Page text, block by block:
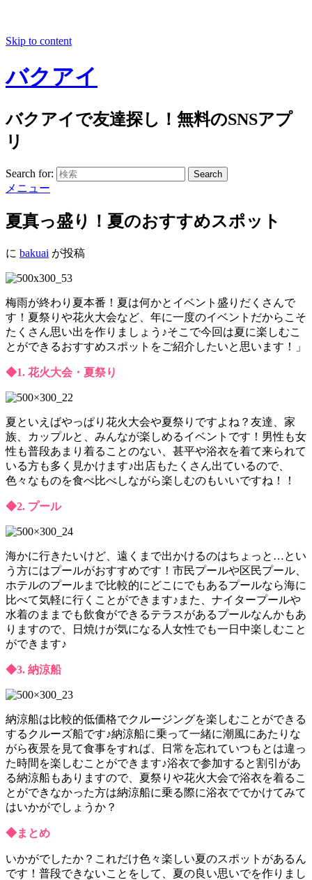
Skip to content
バクアイ
バクアイで友達探し！無料のSNSアプ
リ
Search for: Search
メニュー
夏真っ盛り！夏のおすすめスポット
に bakuai が投稿
梅雨が終わり夏本番！夏は何かとイベント盛りだくさんで
す！夏祭りや花火大会など、年に一度のイベントだからこそ
たくさん思い出を作りましょう♪そこで今回は夏に楽しむこ
とができるおすすめスポットをご紹介したいと思います！」
◆1. 花火大会・夏祭り
夏といえばやっぱり花火大会や夏祭りですよね？友達、家
族、カップルと、みんなが楽しめるイベントです！男性も女
性も普段あまり着ることのない、甚平や浴衣を着て来られて
いる方も多く見かけます♪出店もたくさん出ているので、
色々なものを食べ比べしながら楽しむのもいいですね！！
◆2. プール
海かに行きたいけど、遠くまで出かけるのはちょっと…とい
う方にはプールがおすすめです！市民プールや区民プール、
ホテルのプールまで比較的にどこにでもあるプールなら海に
比べて気軽に行くことができます♪また、ナイタープールや
水着のままでも飲食ができるテラスがあるプールなんかもあ
りますので、日焼けが気になる人女性でも一日中楽しむこと
ができます♪
◆3. 納涼船
納涼船は比較的低価格でクルージングを楽しむことができる
するクルーズ船です♪納涼船に乗って一緒に潮風にあたりな
がら夜景を見て食事をすれば、日常を忘れていつもとは違っ
た時間を楽しむことができます♪浴衣で参加すると割引があ
る納涼船もありますので、夏祭りや花火大会で浴衣を着るこ
とができなかった方は納涼船に乗る際に浴衣ででかけてみて
はいかがでしょうか？
◆まとめ
いかがでしたか？これだけ色々楽しい夏のスポットがあるん
です！普段できないことをして、夏の良い思いでを作りまし